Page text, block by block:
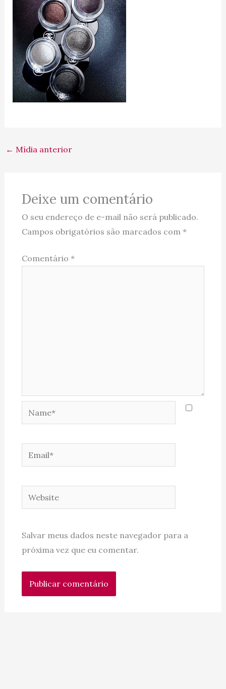
← Mídia anterior
Deixe um comentário
O seu endereço de e-mail não será publicado.
Campos obrigatórios são marcados com *
Comentário *
Name*
Email*
Website
Salvar meus dados neste navegador para a
próxima vez que eu comentar.